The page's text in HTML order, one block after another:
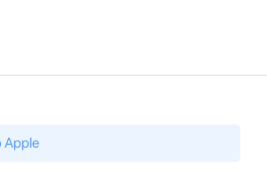
Apple